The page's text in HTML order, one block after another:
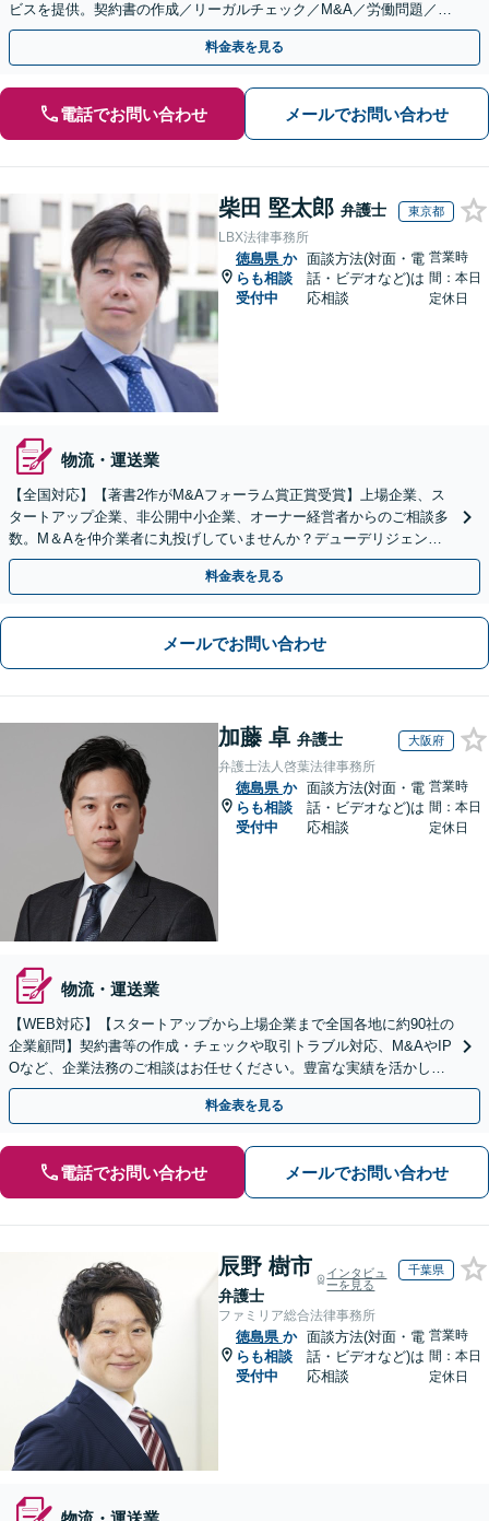
ビスを提供。契約書の作成／リーガルチェック／M&A／労働問題／知
的財産等、お任せください【他士業連携可能】
料金表を見る
電話でお問い合わせ メールでお問い合わせ
柴田 堅太郎 弁護士 東京都
LBX法律事務所
徳島県 か
らも相談
受付中
面談方法(対面・電
話・ビデオなど)は
応相談
営業時
間：本日
定休日
物流・運送業
【全国対応】【著書2作がM&Aフォーラム賞正賞受賞】上場企業、ス
タートアップ企業、非公開中小企業、オーナー経営者からのご相談多
数。M＆Aを仲介業者に丸投げしていませんか？デューデリジェンス
や契約書作成・交渉はお任せください【初回無料】
料金表を見る
メールでお問い合わせ
加藤 卓 弁護士 大阪府
弁護士法人啓葉法律事務所
徳島県 か
らも相談
受付中
面談方法(対面・電
話・ビデオなど)は
応相談
営業時
間：本日
定休日
物流・運送業
【WEB対応】【スタートアップから上場企業まで全国各地に約90社の
企業顧問】契約書等の作成・チェックや取引トラブル対応、M&AやIP
Oなど、企業法務のご相談はお任せください。豊富な実績を活かし的
確に対応を進めてまいります。
料金表を見る
電話でお問い合わせ メールでお問い合わせ
辰野 樹市
弁護士
インタビュ
ーを見る
千葉県
ファミリア総合法律事務所
徳島県 か
らも相談
受付中
面談方法(対面・電
話・ビデオなど)は
応相談
営業時
間：本日
定休日